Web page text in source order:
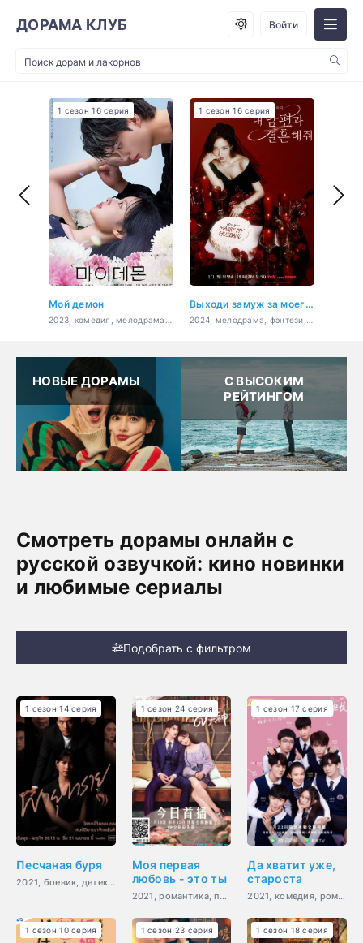
ДОРАМА КЛУБ Войти
Мой демон
1 сезон 16 серия
Выходи замуж за моего супруга!
1 сезон 16 серия
НОВЫЕ ДОРАМЫ
С ВЫСОКИМ
РЕЙТИНГОМ
Смотреть дорамы онлайн с
русской озвучкой: кино новинки
и любимые сериалы
Подобрать с фильтром
Песчаная буря
2021, боевик, детектив, драма, мелодрама, мистика, романтика
1 сезон 14 серия
Моя первая
любовь - это ты
2021, романтика, повседневность, драма
1 сезон 24 серия
Да хватит уже,
староста
2021, комедия, романтика, молодость
1 сезон 17 серия
1 сезон 10 серия 1 сезон 23 серия 1 сезон 18 серия